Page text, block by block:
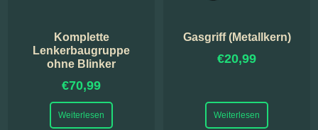
Komplette
Lenkerbaugruppe
ohne Blinker
€70,99
Weiterlesen
Gasgriff (Metallkern)
€20,99
Weiterlesen